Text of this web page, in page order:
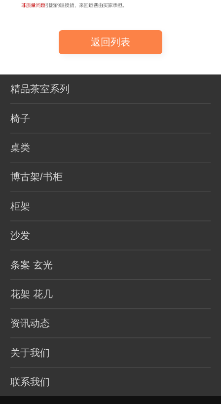
返回列表
精品茶室系列
椅子
桌类
博古架/书柜
柜架
沙发
条案 玄光
花架 花几
资讯动态
关于我们
联系我们